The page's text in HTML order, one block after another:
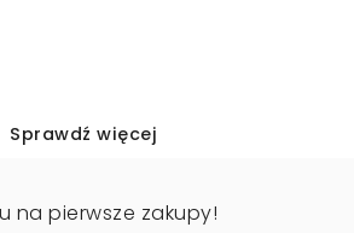
Sprawdź więcej
na pierwsze zakupy!